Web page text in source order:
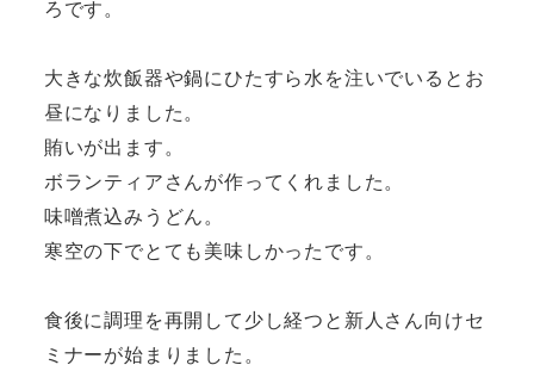
ろです。
大きな炊飯器や鍋にひたすら水を注いでいるとお
昼になりました。
賄いが出ます。
ボランティアさんが作ってくれました。
味噌煮込みうどん。
寒空の下でとても美味しかったです。
食後に調理を再開して少し経つと新人さん向けセ
ミナーが始まりました。